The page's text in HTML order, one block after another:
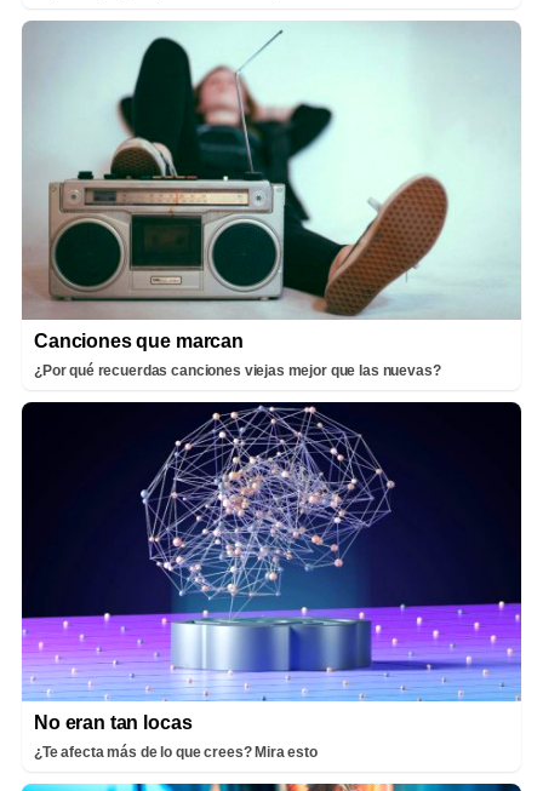
Canciones que marcan
¿Por qué recuerdas canciones viejas mejor que las nuevas?
No eran tan locas
¿Te afecta más de lo que crees? Mira esto